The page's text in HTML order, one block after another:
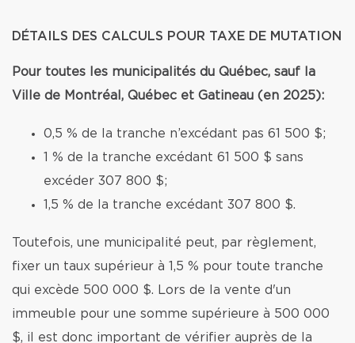
DÉTAILS DES CALCULS POUR TAXE DE MUTATION
Pour toutes les municipalités du Québec, sauf la
Ville de Montréal, Québec et Gatineau (en 2025):
0,5 % de la tranche n’excédant pas 61 500 $;
1 % de la tranche excédant 61 500 $ sans
excéder 307 800 $;
1,5 % de la tranche excédant 307 800 $.
Toutefois, une municipalité peut, par règlement,
fixer un taux supérieur à 1,5 % pour toute tranche
qui excède 500 000 $. Lors de la vente d'un
immeuble pour une somme supérieure à 500 000
$, il est donc important de vérifier auprès de la